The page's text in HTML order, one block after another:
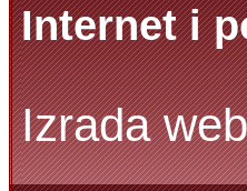
Internet i
Izrada